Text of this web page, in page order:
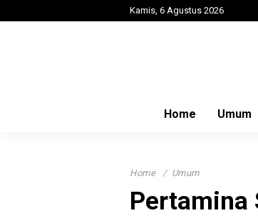
Kamis, 6 Agustus 2026
Home Umum
Home Umum
Pertamina